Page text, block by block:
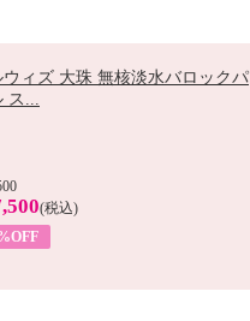
ウィズ 大珠 無核淡水バロックパ
ス...
(税込)